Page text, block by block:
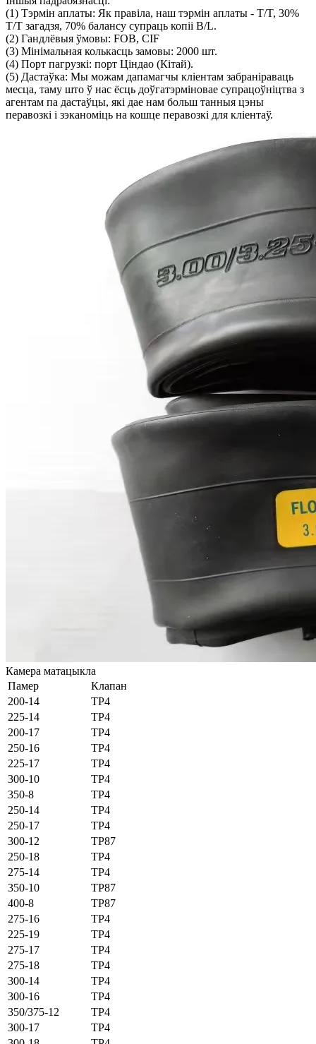
(1) Тэрмін аплаты: Як правіла, наш тэрмін аплаты - T/T, 30%
T/T загадзя, 70% балансу супраць копіі B/L.
(2) Гандлёвыя ўмовы: FOB, CIF
(3) Мінімальная колькасць замовы: 2000 шт.
(4) Порт пагрузкі: порт Ціндао (Кітай).
(5) Дастаўка: Мы можам дапамагчы кліентам забраніраваць
месца, таму што ў нас ёсць доўгатэрміновае супрацоўніцтва з
агентам па дастаўцы, які дае нам больш танныя цэны
перавозкі і зэканоміць на кошце перавозкі для кліентаў.
Камера матацыкла
Памер
Клапан
200-14
ТР4
225-14
ТР4
200-17
ТР4
250-16
ТР4
225-17
ТР4
300-10
ТР4
350-8
ТР4
250-14
ТР4
250-17
ТР4
300-12
ТР87
250-18
ТР4
275-14
ТР4
350-10
ТР87
400-8
ТР87
275-16
ТР4
225-19
ТР4
275-17
ТР4
275-18
ТР4
300-14
ТР4
300-16
ТР4
350/375-12
ТР4
300-17
ТР4